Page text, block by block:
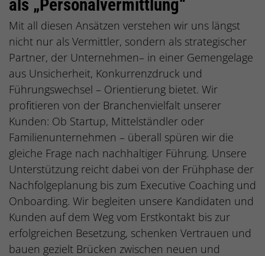
als „Personalvermittlung“
Mit all diesen Ansätzen verstehen wir uns längst
nicht nur als Vermittler, sondern als strategischer
Partner, der Unternehmen– in einer Gemengelage
aus Unsicherheit, Konkurrenzdruck und
Führungswechsel – Orientierung bietet. Wir
profitieren von der Branchenvielfalt unserer
Kunden: Ob Startup, Mittelständler oder
Familienunternehmen – überall spüren wir die
gleiche Frage nach nachhaltiger Führung. Unsere
Unterstützung reicht dabei von der Frühphase der
Nachfolgeplanung bis zum Executive Coaching und
Onboarding. Wir begleiten unsere Kandidaten und
Kunden auf dem Weg vom Erstkontakt bis zur
erfolgreichen Besetzung, schenken Vertrauen und
bauen gezielt Brücken zwischen neuen und